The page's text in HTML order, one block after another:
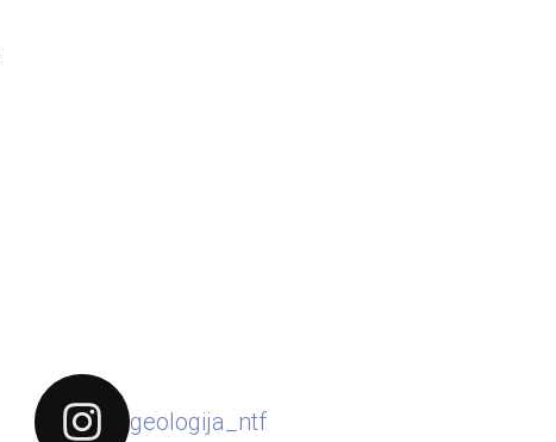
geologija_ntf